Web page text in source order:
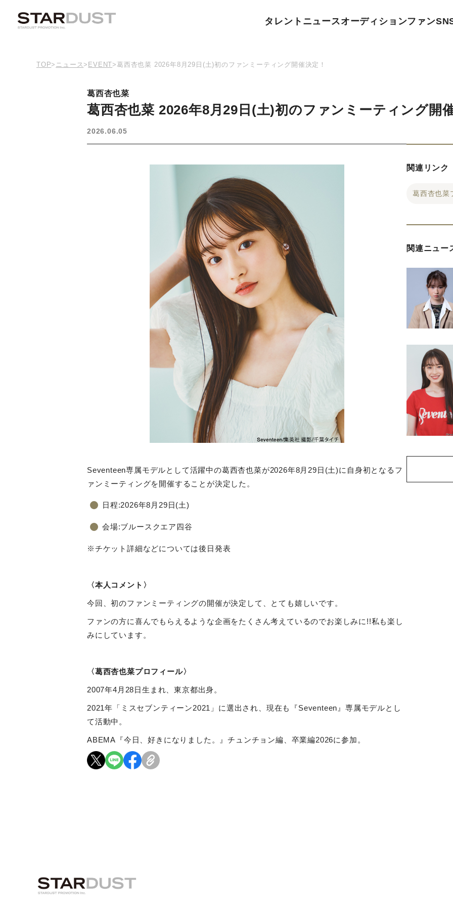
タレント ニュースオーディションファン
TOP> ニュース> EVENT>葛西杏也菜 2026年8月29日(土)初のファンミーティング開催決定！
葛西杏也菜
葛西杏也菜 2026年8月29日(土)初のファンミーティング開
2026.06.05
Seventeen専属モデルとして活躍中の葛西杏也菜が2026年8月 29日 (土)に自身初となるフ
ァンミーティングを開催することが決定した。
日程:2026年8 月 29日(土)
会場:ブルースクエア四谷
※チケット詳細などについては後日発表
〈本人コメント〉
今回、初のファンミーティングの開催が決定して、とても嬉しいです。
ファンの方に喜んでもらえるような企画をたくさん考えているのでお楽しみに !!私も楽し
みにしています。
〈葛西杏也菜プロフィール〉
2007年4 月 28日生まれ、東京都出身。
2021年「ミスセブンティーン2021 」に選出され、現在も『Seventeen 』専属モデルとし
て活動中。
ABEMA 『今日、好きになりました。』チュンチョン編、卒業編2026に参加。
関連リンク
葛西杏也菜
関連ニュー